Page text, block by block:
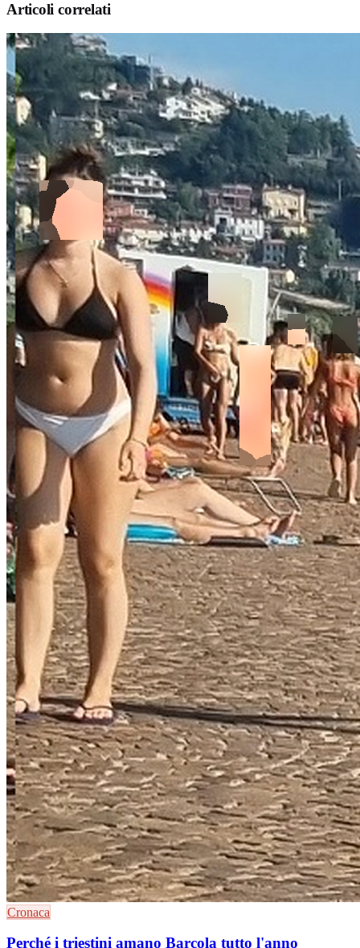
Articoli correlati
Cronaca
Perché i triestini amano Barcola tutto l'anno